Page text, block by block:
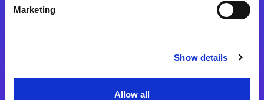
Marketing
Show details
Allow all
Magic xpa関連ソフトウェア